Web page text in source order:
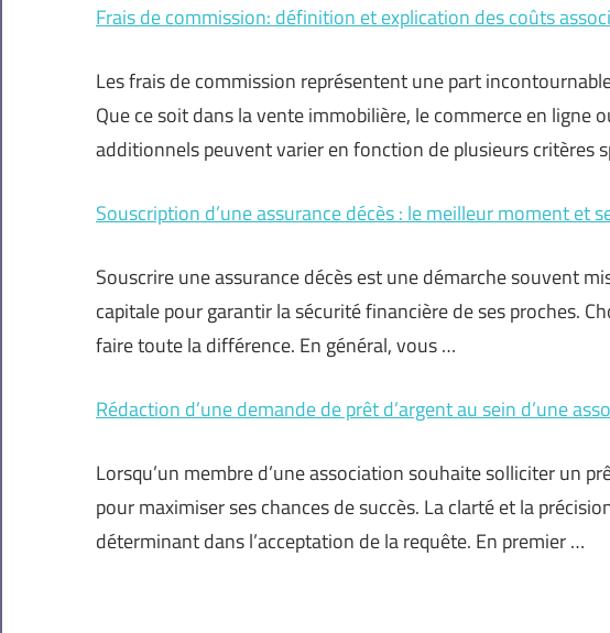
Frais de commission: définition et explication des coûts
Les frais de commission représentent une part
Que ce soit dans la vente immobilière, le commerce en ligne
additionnels peuvent varier en fonction de plusieurs critères
Souscription d’une assurance décès : le meilleur moment et
Souscrire une assurance décès est une démarche souvent
capitale pour garantir la sécurité financière de ses proches.
faire toute la différence. En général, vous …
Rédaction d’une demande de prêt d’argent au sein d’une
Lorsqu’un membre d’une association souhaite solliciter un
pour maximiser ses chances de succès. La clarté et la
déterminant dans l’acceptation de la requête. En premier …